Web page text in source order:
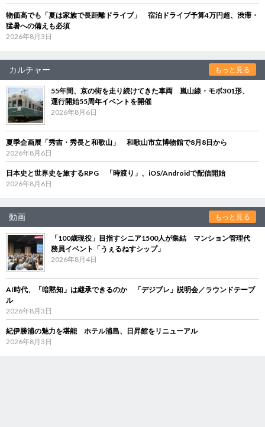
物価高でも「夏は家族で長距離ドライブ」 宿泊ドライブ予算4万円超、渋滞・
猛暑への備えも必須
2026年8月3日
カルチャー もっと見る
55年間、京の街を走り続けてきた車両 嵐山線・モボ301形、
運行開始55周年イベントを開催
2026年8月6日
夏季企画展「秀吉・秀長と和歌山」 和歌山市立博物館で8月8日から
2026年8月6日
日本史と世界史を旅するRPG 「時渡り」、iOS/Androidで配信開始
2026年8月6日
動画 もっと見る
「100歳現役」目指すシニア1500人が集結 マンション管理代
務員イベント「うぇるねすシップ」
2026年8月4日
AI時代、「暗黙知」は継承できるのか 「デジブレ」説明会／ラウンドテーブ
ル
2026年8月3日
紀伊勝浦の魅力を堪能 ホテル浦島、日昇館をリニューアル
2026年8月3日